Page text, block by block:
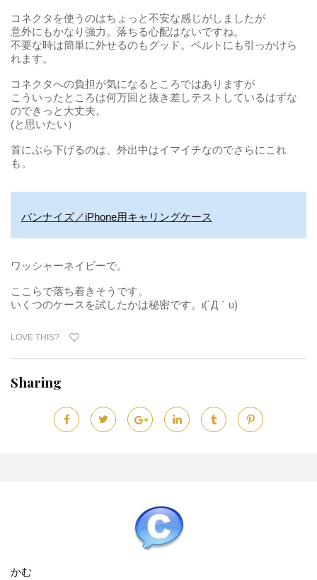
コネクタを使うのはちょっと不安な感じがしましたが
意外にもかなり強力。落ちる心配はないですね。
不要な時は簡単に外せるのもグッド。ベルトにも引っかけら
れます。
コネクタへの負担が気になるところではありますが
こういったところは何万回と抜き差しテストしているはずな
のできっと大丈夫。
(と思いたい）
首にぶら下げるのは、外出中はイマイチなのでさらにこれ
も。
バンナイズ／iPhone用キャリングケース
ワッシャーネイビーで。
ここらで落ち着きそうです。
いくつのケースを試したかは秘密です。ι(´Д｀υ)
LOVE THIS?
Sharing
かむ